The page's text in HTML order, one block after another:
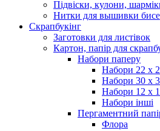
Підвіски, кулони,
Нитки для вышивки
Скрапбукінг
Заготовки для листівок
Картон, папір для
Набори паперу
Набори 22 х
Набори 30 х
Набори 12 х
Набори інші
Пергаментний
Флора